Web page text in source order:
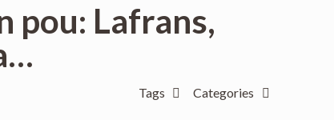
pou: Lafrans,
Categories
Tags